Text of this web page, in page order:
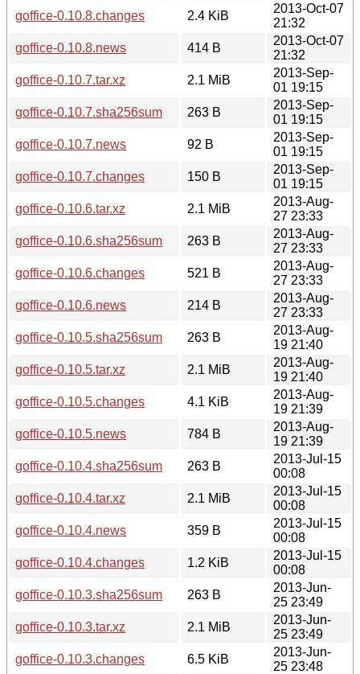
goffice-0.10.8.changes
2.4 KiB
2013-Oct-07
21:32
goffice-0.10.8.news
414 B
2013-Oct-07
21:32
goffice-0.10.7.tar.xz
2.1 MiB
2013-Sep-
01 19:15
goffice-0.10.7.sha256sum
263 B
2013-Sep-
01 19:15
goffice-0.10.7.news
92 B
2013-Sep-
01 19:15
goffice-0.10.7.changes
150 B
2013-Sep-
01 19:15
goffice-0.10.6.tar.xz
2.1 MiB
2013-Aug-
27 23:33
goffice-0.10.6.sha256sum
263 B
2013-Aug-
27 23:33
goffice-0.10.6.changes
521 B
2013-Aug-
27 23:33
goffice-0.10.6.news
214 B
2013-Aug-
27 23:33
goffice-0.10.5.sha256sum
263 B
2013-Aug-
19 21:40
goffice-0.10.5.tar.xz
2.1 MiB
2013-Aug-
19 21:40
goffice-0.10.5.changes
4.1 KiB
2013-Aug-
19 21:39
goffice-0.10.5.news
784 B
2013-Aug-
19 21:39
goffice-0.10.4.sha256sum
263 B
2013-Jul-15
00:08
goffice-0.10.4.tar.xz
2.1 MiB
2013-Jul-15
00:08
goffice-0.10.4.news
359 B
2013-Jul-15
00:08
goffice-0.10.4.changes
1.2 KiB
2013-Jul-15
00:08
goffice-0.10.3.sha256sum
263 B
2013-Jun-
25 23:49
goffice-0.10.3.tar.xz
2.1 MiB
2013-Jun-
25 23:49
goffice-0.10.3.changes
6.5 KiB
2013-Jun-
25 23:48